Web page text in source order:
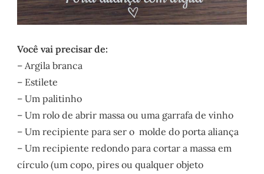
Você vai precisar de:
– Argila branca
– Estilete
– Um palitinho
– Um rolo de abrir massa ou uma garrafa de vinho
– Um recipiente para ser o molde do porta aliança
– Um recipiente redondo para cortar a massa em
círculo (um copo, pires ou qualquer objeto